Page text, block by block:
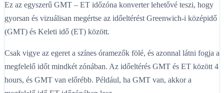
Ez az egyszerű GMT – ET időzóna konverter lehetővé teszi, hogy
gyorsan és vizuálisan megértse az időeltérést Greenwich-i középidő
(GMT) és Keleti idő (ET) között.
Csak vigye az egeret a színes óramezők fölé, és azonnal látni fogja a
megfelelő időt mindkét zónában. Az időeltérés GMT és ET között 4
hours, és GMT van előrébb. Például, ha GMT van, akkor a